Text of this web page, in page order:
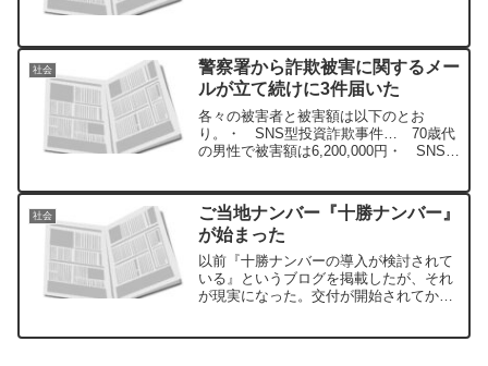
社会
警察署から詐欺被害に関するメー
ルが立て続けに3件届いた
各々の被害者と被害額は以下のとお
り。・ SNS型投資詐欺事件… 70歳代
の男性で被害額は6,200,000円・ SNS型
レ詐欺）事件… 30歳代の女性で被害額
は2,000,000円
社会
ご当地ナンバー『十勝ナンバー』
が始まった
以前『十勝ナンバーの導入が検討されて
いる』というブログを掲載したが、それ
が現実になった。交付が開始されてから